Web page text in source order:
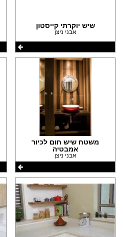
שיש יוקרתי קייסטון
אבני ניצן
משטח שיש חום לכיור
אמבטיה
אבני ניצן